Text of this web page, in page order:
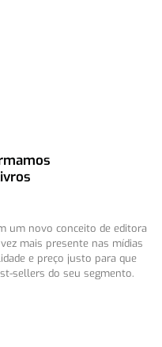
um novo conceito de editora
mais presente nas mídias
e preço justo para que
sellers do seu segmento.